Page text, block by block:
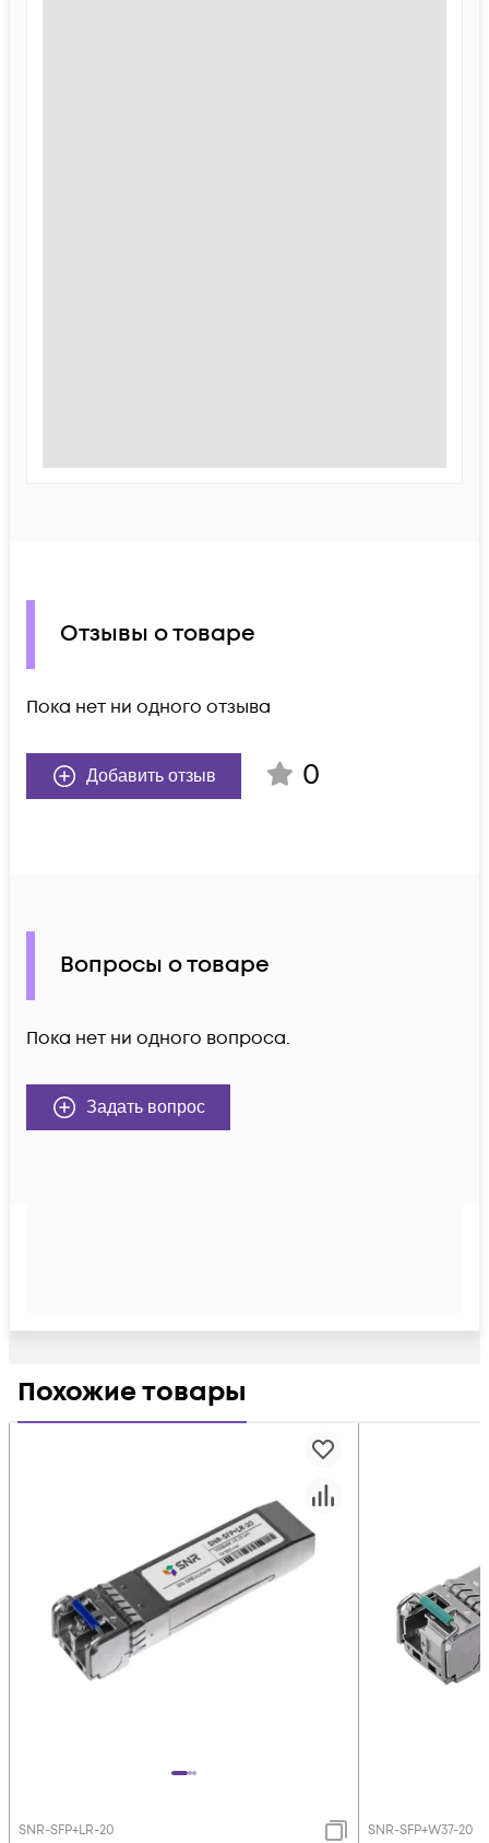
Отзывы о товаре
Пока нет ни одного отзыва
Добавить отзыв 0
Вопросы о товаре
Пока нет ни одного вопроса.
Задать вопрос
Похожие товары
SNR-SFP+LR-20 SNR-SFP+W37-20